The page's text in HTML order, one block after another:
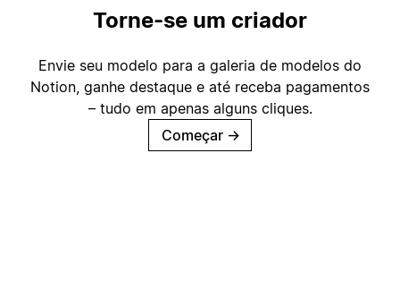
Torne-se um criador
Envie seu modelo para a galeria de modelos do
Notion, ganhe destaque e até receba pagamentos
– tudo em apenas alguns cliques.
Começar →